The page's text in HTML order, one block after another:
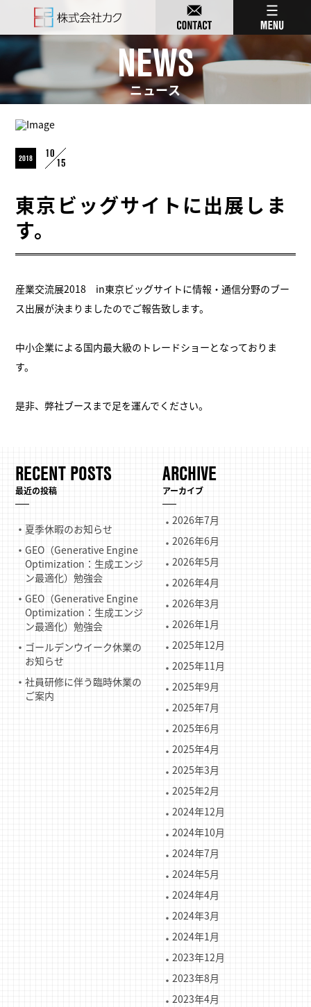
NEWS
ニュース
2018 10
15
東京ビッグサイトに出展しま
す。
産業交流展2018 in東京ビッグサイトに情報・通信分野のブー
ス出展が決まりましたのでご報告致します。
中小企業による国内最大級のトレードショーとなっておりま
す。
是非、弊社ブースまで足を運んでください。
RECENT POSTS
最近の投稿
夏季休暇のお知らせ
GEO（Generative Engine
Optimization：生成エンジ
ン最適化）勉強会
GEO（Generative Engine
Optimization：生成エンジ
ン最適化）勉強会
ゴールデンウイーク休業の
お知らせ
社員研修に伴う臨時休業の
ご案内
ARCHIVE
アーカイブ
2026年7月
2026年6月
2026年5月
2026年4月
2026年3月
2026年1月
2025年12月
2025年11月
2025年9月
2025年7月
2025年6月
2025年4月
2025年3月
2025年2月
2024年12月
2024年10月
2024年7月
2024年5月
2024年4月
2024年3月
2024年1月
2023年12月
2023年8月
2023年4月